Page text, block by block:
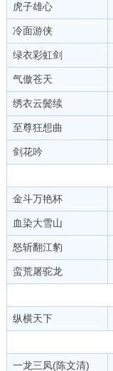
虎子雄心
冷面游侠
绿衣彩虹剑
气傲苍天
绣衣云鬓续
至尊狂想曲
剑花吟
金斗万艳杯
血染大雪山
怒斩翻江豹
蛮荒屠驼龙
纵横天下
一龙三凤(陈文清)